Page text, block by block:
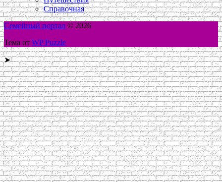
Справочная
Семейный портал © 2026
Тема от WP Puzzle
➤